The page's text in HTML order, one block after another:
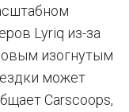
Lyriq из-за
изогнутым
может
Carscoops,